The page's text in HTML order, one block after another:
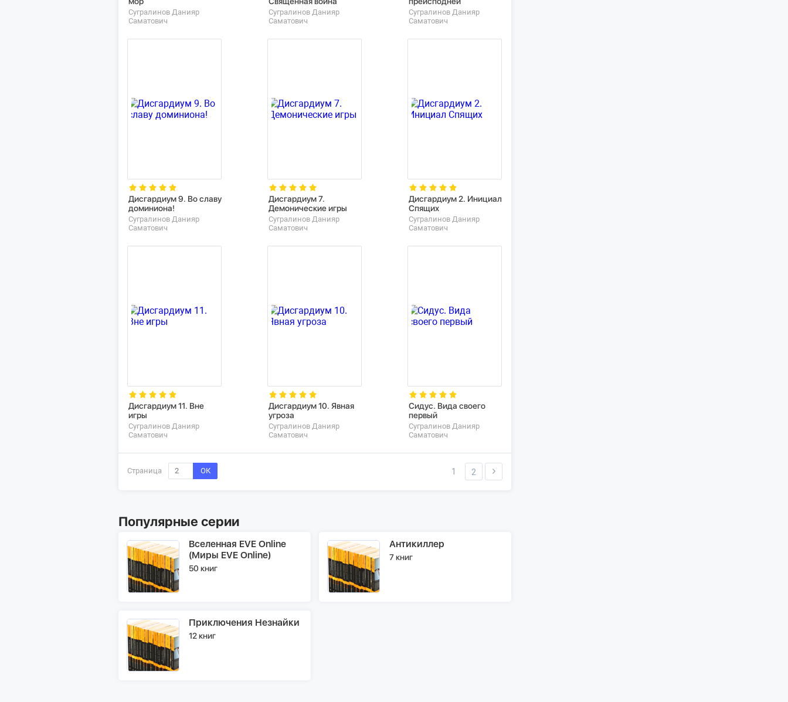
Сугралинов Данияр
Саматович
Сугралинов Данияр
Саматович
Сугралинов Данияр
Саматович
Дисгардиум 9. Во славу
доминиона!
Сугралинов Данияр
Саматович
Дисгардиум 7.
Демонические игры
Сугралинов Данияр
Саматович
Дисгардиум 2. Инициал
Спящих
Сугралинов Данияр
Саматович
Дисгардиум 11. Вне
игры
Сугралинов Данияр
Саматович
Дисгардиум 10. Явная
угроза
Сугралинов Данияр
Саматович
Сидус. Вида своего
первый
Сугралинов Данияр
Саматович
Страница ОК 1 2
Популярные серии
Вселенная EVE Online
(Миры EVE Online)
50 книг
Антикиллер
7 книг
Приключения Незнайки
12 книг